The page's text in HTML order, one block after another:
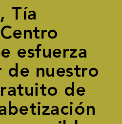
Tía
esfuerza
de nuestro
de